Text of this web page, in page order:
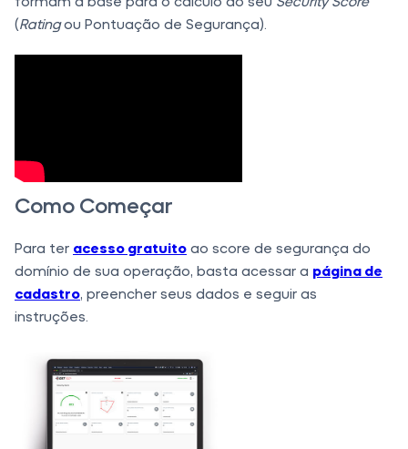
(Ratingou Pontuação de Segurança).
Como Começar
Para ter acesso gratuito ao score de segurança do
domínio de sua operação, basta acessar a página de
cadastro , preencher seus dados e seguir as
instruções.